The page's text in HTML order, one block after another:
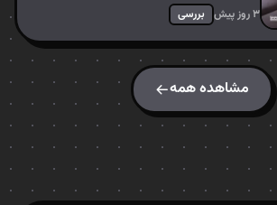
۳ روز پیش بررسی
مشاهده همه